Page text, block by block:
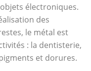
électroniques.
des
le métal est
: la dentisterie,
et dorures.